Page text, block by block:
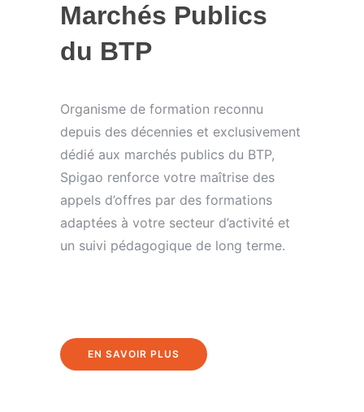
Marchés Publics
du BTP
Organisme de formation reconnu
depuis des décennies et exclusivement
dédié aux marchés publics du BTP,
Spigao renforce votre maîtrise des
appels d’offres par des formations
adaptées à votre secteur d’activité et
un suivi pédagogique de long terme.
EN SAVOIR PLUS